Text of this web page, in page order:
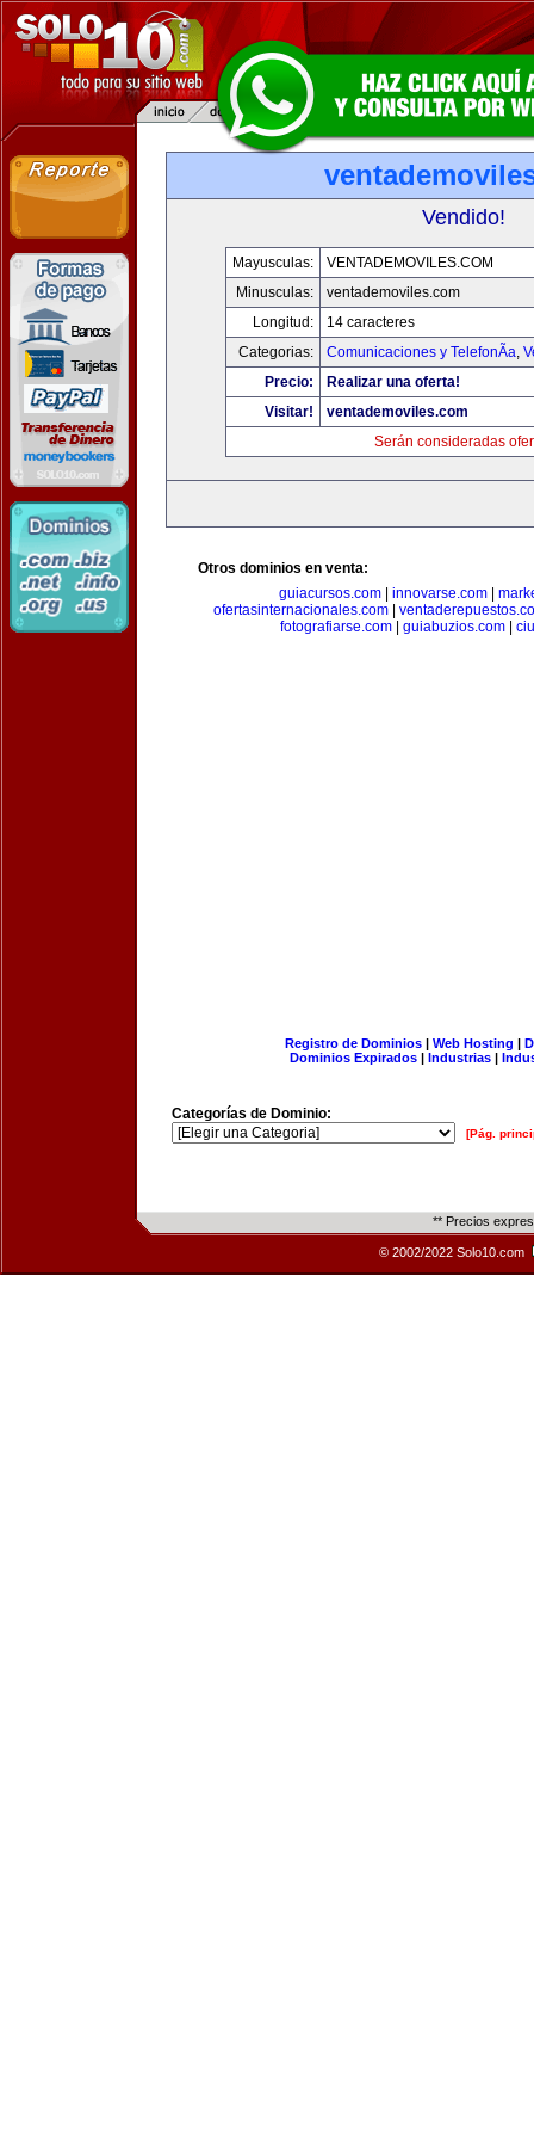
Vendido!
Mayusculas:
VENTADEMOVILES.COM
Minusculas:
ventademoviles.com
Longitud:
14 caracteres
Categorias:
Comunicaciones y TelefonÃ­a,
Precio:
Realizar una oferta!
Visitar!
ventademoviles.com
Serán consideradas
Otros dominios en venta:
guiacursos.com| innovarse.com|
ofertasinternacionales.com|
fotografiarse.com| guiabuzios.com|
Registro de Dominios| Web Hosting |
Dominios Expirados | Industrias |
Categorías de Dominio:
[Pág.
** Precios
© 2002/2022 Solo10.com